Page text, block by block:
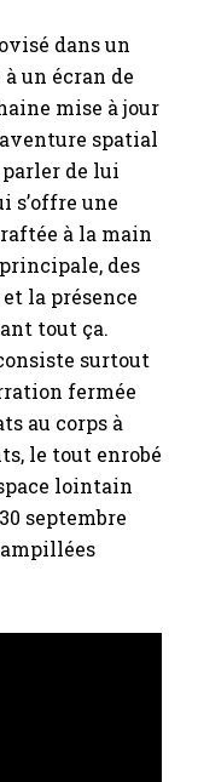
dans un
un écran de
mise à jour
spatial
parler de lui
s’offre une
à la main
des
la présence
tout ça.
surtout
fermée
au corps à
le tout enrobé
lointain
septembre